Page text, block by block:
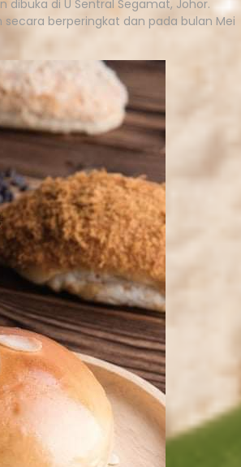
di U Sentral Segamat, Johor.
berperingkat dan pada bulan Mei